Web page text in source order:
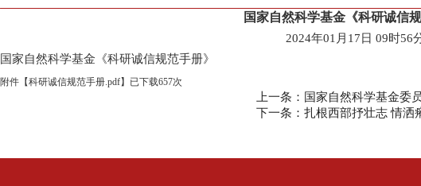
国家自然科学基金《科研诚信规
2024年01月17日 09时56
国家自然科学基金《科研诚信规范手册》
附件【科研诚信规范手册.pdf】 已下载657次
上一条：国家自然科学基金委
下一条：扎根西部抒壮志 情